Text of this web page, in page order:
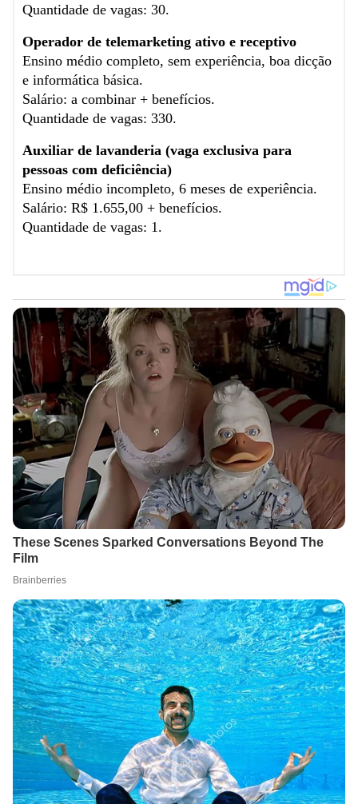
Quantidade de vagas: 30.
Operador de telemarketing ativo e receptivo
Ensino médio completo, sem experiência, boa dicção
e informática básica.
Salário: a combinar + benefícios.
Quantidade de vagas: 330.
Auxiliar de lavanderia (vaga exclusiva para
pessoas com deficiência)
Ensino médio incompleto, 6 meses de experiência.
Salário: R$ 1.655,00 + benefícios.
Quantidade de vagas: 1.